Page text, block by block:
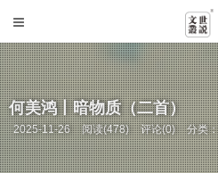
何美鸿丨暗物质（二首）
2025-11-26 阅读(478) 评论(0) 分类